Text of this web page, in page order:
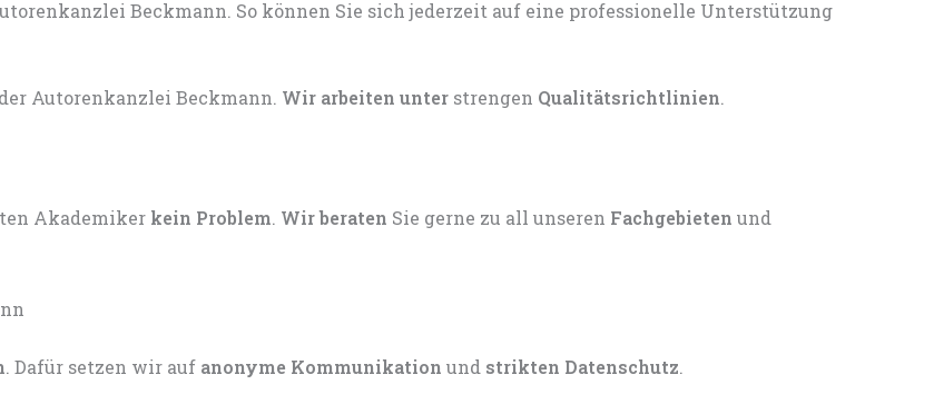
Autorenkanzlei Beckmann. Wir arbeiten unter strengen Qualitätsrichtlinien.
Akademiker kein Problem. Wir beraten Sie gerne zu all unseren Fachgebieten und
. Dafür setzen wir auf anonyme Kommunikation und strikten Datenschutz.